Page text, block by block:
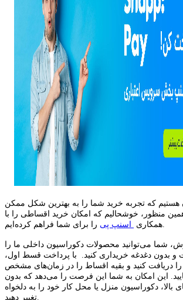
هستیم که تجربه خرید شما را به بهترین شکل ممکن
همین منظور، خوشحالیم که امکان خرید اقساطی را با
همکاری
اسنپ پی
شما می‌توانید محصولات دکوراسیون داخلی ما را
و بدون دغدغه خریداری کنید. با پرداخت قسط اول،
را دریافت کنید و بقیه اقساط را در زمان‌های مشخص
این امکان به شما این فرصت را می‌دهد که بدون
بالا، دکوراسیون منزل یا محل کار خود را به دلخواه